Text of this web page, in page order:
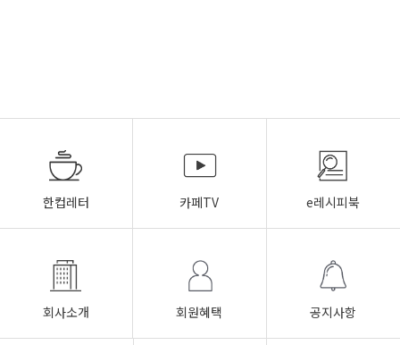
한컵레터 카페TV e레시피북
회사소개 회원혜택 공지사항